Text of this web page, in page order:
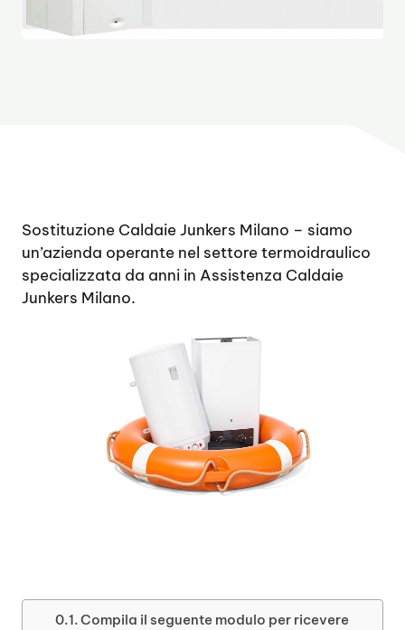
Sostituzione Caldaie Junkers Milano – siamo
un’azienda operante nel settore termoidraulico
specializzata da anni in Assistenza Caldaie
Junkers Milano.
Compila il seguente modulo per ricevere